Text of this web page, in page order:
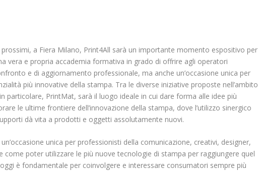
a Fiera Milano, Print4All sarà un importante momento espositivo per
vera e propria accademia formativa in grado di offrire agli operatori
e di aggiornamento professionale, ma anche un’occasione unica per
più innovative della stampa. Tra le diverse iniziative proposte nell’ambito
particolare, PrintMat, sarà il luogo ideale in cui dare forma alle idee più
le ultime frontiere dell’innovazione della stampa, dove l’utilizzo sinergico
dà vita a prodotti e oggetti assolutamente nuovi.
unica per professionisti della comunicazione, creativi, designer,
come poter utilizzare le più nuove tecnologie di stampa per raggiungere quel
è fondamentale per coinvolgere e interessare consumatori sempre più